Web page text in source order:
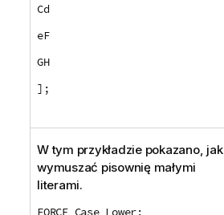
Cd
eF
GH
];
W tym przykładzie pokazano, jak
wymuszać pisownię małymi
literami.
FORCE Case Lower;